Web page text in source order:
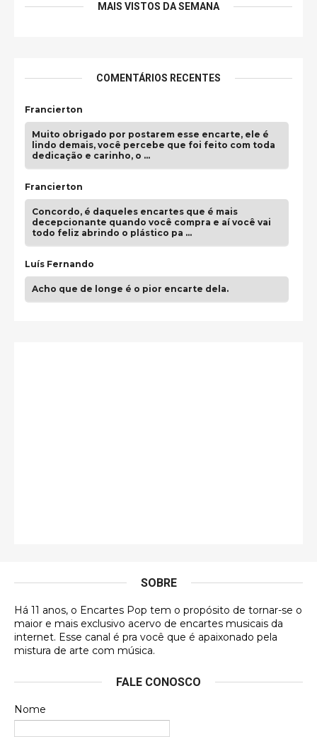
MAIS VISTOS DA SEMANA
COMENTÁRIOS RECENTES
Francierton
Muito obrigado por postarem esse encarte, ele é
lindo demais, você percebe que foi feito com toda
dedicação e carinho, o …
Francierton
Concordo, é daqueles encartes que é mais
decepcionante quando você compra e aí você vai
todo feliz abrindo o plástico pa …
Luís Fernando
Acho que de longe é o pior encarte dela.
DVD MIDINHO
Francierton
futuras aquisições, e olhando o encarte aqui, me
Francierton
SOBRE
Há 11 anos, o Encartes Pop tem o propósito de tornar-se o
maior e mais exclusivo acervo de encartes musicais da
internet. Esse canal é pra você que é apaixonado pela
mistura de arte com música.
FALE CONOSCO
Nome